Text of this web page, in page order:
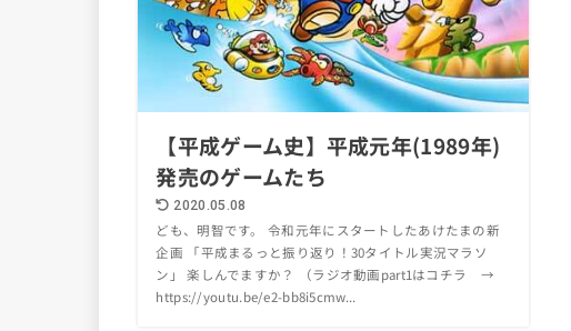
【平成ゲーム史】平成元年(1989年)
発売のゲームたち
2020.05.08
ども、明智です。 令和元年にスタートしたあけたまの新
企画 「平成まるっと振り返り！30タイトル実況マラソ
ン」 楽しんでますか？ （ラジオ動画part1はコチラ →
https://youtu.be/e2-bb8i5cmw...